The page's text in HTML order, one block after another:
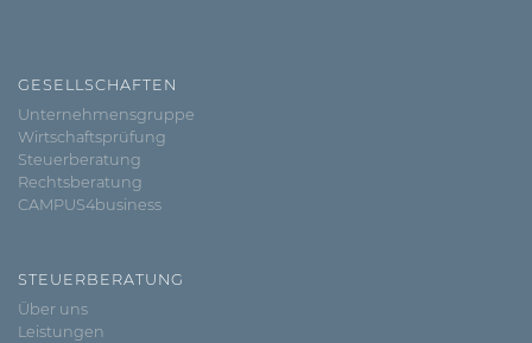
GESELLSCHAFTEN
Unternehmensgruppe
Wirtschaftsprüfung
Steuerberatung
Rechtsberatung
CAMPUS4business
STEUERBERATUNG
Über uns
Leistungen